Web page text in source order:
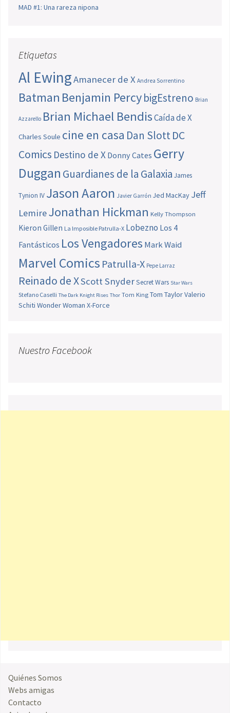
MAD #1: Una rareza nipona
Etiquetas
Al EwingAmanecer de X Andrea Sorrentino
Batman Benjamin PercybigEstreno Brian
Azzarello Brian Michael BendisCaída de X
Charles Soule cine en casa Dan SlottDC
Comics Destino de X Donny Cates Gerry
Duggan Guardianes de la Galaxia James
Tynion IV Jason Aaron Javier Garrón Jed MacKay Jeff
LemireJonathan Hickman Kelly Thompson
Kieron Gillen La Imposible Patrulla-X Lobezno Los 4
Fantásticos Los Vengadores Mark Waid
Marvel Comics Patrulla-X Pepe Larraz
Reinado de XScott SnyderSecret Wars Star Wars
Stefano Caselli The Dark Knight Rises Thor Tom King Tom TaylorValerio
Schiti Wonder Woman X-Force
Nuestro Facebook
Quiénes Somos
Webs amigas
Contacto